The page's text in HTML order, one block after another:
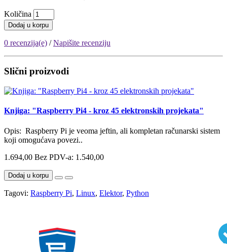
Količina
Dodaj u korpu
0 recenzija(e) /Napišite recenziju
Slični proizvodi
Knjiga: "Raspberry Pi4 - kroz 45 elektronskih projekata"
Opis: Raspberry Pi je veoma jeftin, ali kompletan računarski sistem
koji omogućava povezi..
1.694,00 Bez PDV-a: 1.540,00
Dodaj u korpu
Tagovi: Raspberry Pi, Linux, Elektor, Python